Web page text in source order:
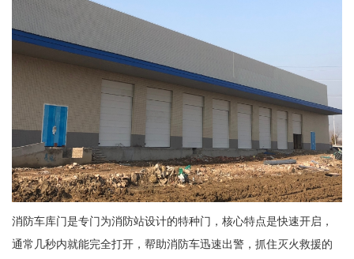
消防车库门是专门为消防站设计的特种门，核心特点是快速开启，
通常几秒内就能完全打开，帮助消防车迅速出警，抓住灭火救援的